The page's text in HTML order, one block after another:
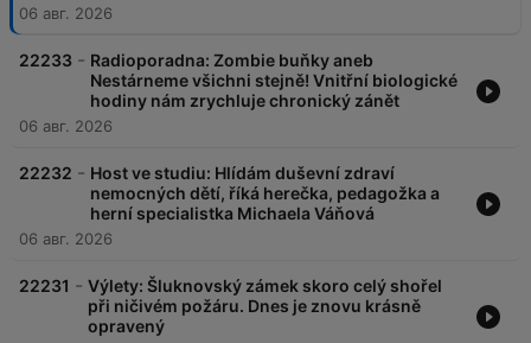
06 авг. 2026
22233 - Radioporadna: Zombie buňky aneb
Nestárneme všichni stejně! Vnitřní biologické
hodiny nám zrychluje chronický zánět
06 авг. 2026
22232 - Host ve studiu: Hlídám duševní zdraví
nemocných dětí, říká herečka, pedagožka a
herní specialistka Michaela Váňová
06 авг. 2026
22231 - Výlety: Šluknovský zámek skoro celý shořel
při ničivém požáru. Dnes je znovu krásně
opravený